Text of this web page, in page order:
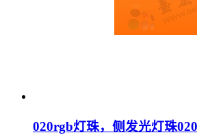
020rgb灯珠，侧发光灯珠